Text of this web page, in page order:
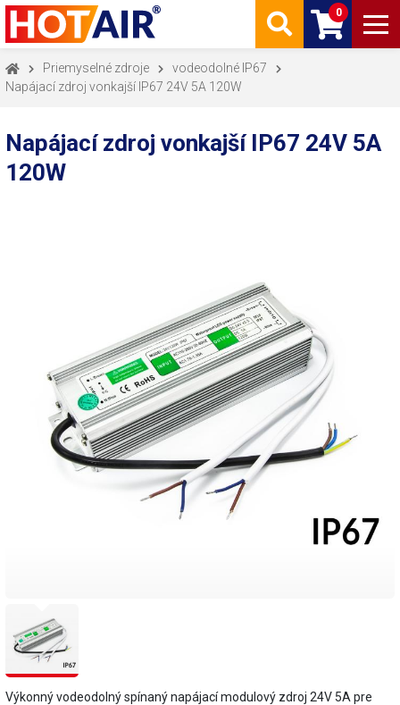
0
Priemyselné zdroje
vodeodolné IP67
Napájací zdroj vonkajší IP67 24V 5A 120W
Napájací zdroj vonkajší IP67 24V 5A
120W
Výkonný vodeodolný spínaný napájací modulový zdroj 24V 5A pre